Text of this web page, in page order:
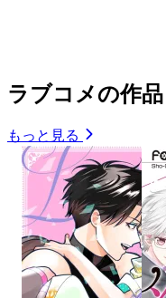
ラブコメの作品
もっと見る